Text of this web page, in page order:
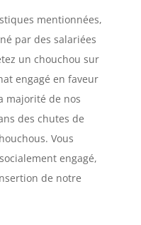
mentionnées,
par des salariées
un chouchou sur
engagé en faveur
majorité de nos
des chutes de
Vous
engagé,
de notre